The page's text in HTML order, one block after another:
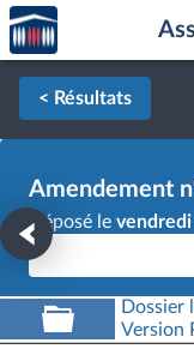
Aller au contenu
Aller en bas de la
Accèder
à la
page
d'accueil
< Résultats
Amendement
Déposé le
Dossier
Version